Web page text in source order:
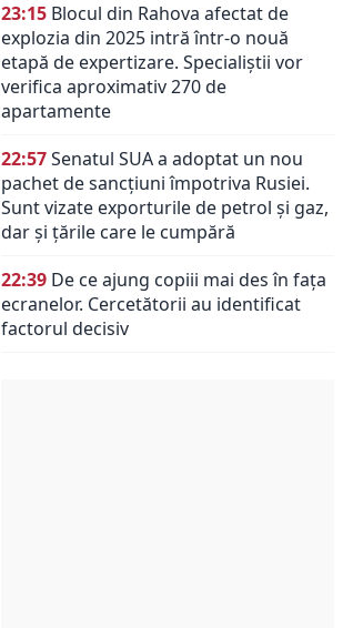
23:15 Blocul din Rahova afectat de
explozia din 2025 intră într-o nouă
etapă de expertizare. Specialiștii vor
verifica aproximativ 270 de
apartamente
22:57Senatul SUA a adoptat un nou
pachet de sancțiuni împotriva Rusiei.
Sunt vizate exporturile de petrol și gaz,
dar și țările care le cumpără
22:39 De ce ajung copiii mai des în fața
ecranelor. Cercetătorii au identificat
factorul decisiv